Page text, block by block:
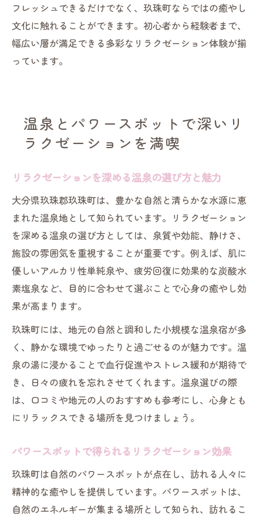
フレッシュできるだけでなく、玖珠町ならではの癒やし
文化に触れることができます。初心者から経験者まで、
幅広い層が満足できる多彩なリラクゼーション体験が揃
っています。
温泉とパワースポットで深いリ
ラクゼーションを満喫
リラクゼーションを深める温泉の選び方と魅力
大分県玖珠郡玖珠町は、豊かな自然と清らかな水源に恵
まれた温泉地として知られています。リラクゼーション
を深める温泉の選び方としては、泉質や効能、静けさ、
施設の雰囲気を重視することが重要です。例えば、肌に
優しいアルカリ性単純泉や、疲労回復に効果的な炭酸水
素塩泉など、目的に合わせて選ぶことで心身の癒やし効
果が高まります。
玖珠町には、地元の自然と調和した小規模な温泉宿が多
く、静かな環境でゆったりと過ごせるのが魅力です。温
泉の湯に浸かることで血行促進やストレス緩和が期待で
き、日々の疲れを忘れさせてくれます。温泉選びの際
は、口コミや地元の人のおすすめも参考にし、心身とも
にリラックスできる場所を見つけましょう。
パワースポットで得られるリラクゼーション効果
玖珠町は自然のパワースポットが点在し、訪れる人々に
精神的な癒やしを提供しています。パワースポットは、
自然のエネルギーが集まる場所として知られ、訪れるこ